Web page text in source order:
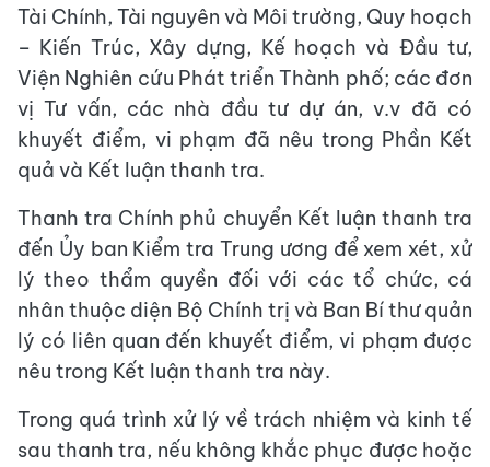
Tài Chính, Tài nguyên và Môi trường, Quy hoạch
– Kiến Trúc, Xây dựng, Kế hoạch và Đầu tư,
Viện Nghiên cứu Phát triển Thành phố; các đơn
vị Tư vấn, các nhà đầu tư dự án, v.v đã có
khuyết điểm, vi phạm đã nêu trong Phần Kết
quả và Kết luận thanh tra.
Thanh tra Chính phủ chuyển Kết luận thanh tra
đến Ủy ban Kiểm tra Trung ương để xem xét, xử
lý theo thẩm quyền đối với các tổ chức, cá
nhân thuộc diện Bộ Chính trị và Ban Bí thư quản
lý có liên quan đến khuyết điểm, vi phạm được
nêu trong Kết luận thanh tra này.
Trong quá trình xử lý về trách nhiệm và kinh tế
sau thanh tra, nếu không khắc phục được hoặc